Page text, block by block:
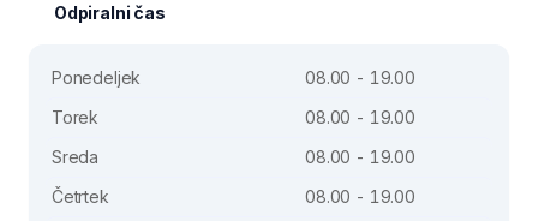
Odpiralni čas
Ponedeljek
08.00 - 19.00
Torek
08.00 - 19.00
Sreda
08.00 - 19.00
Četrtek
08.00 - 19.00